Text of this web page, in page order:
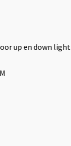
up en down light